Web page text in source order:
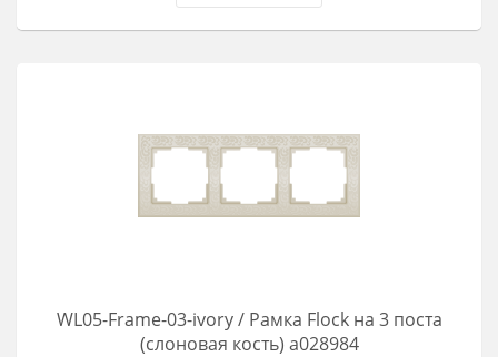
WL05-Frame-03-ivory / Рамка Flock на 3 поста
(слоновая кость) a028984